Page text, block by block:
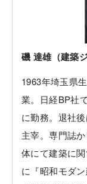
磯 達雄（建築
1963年埼玉県
業。日経BP社
に勤務。退社
主宰。専門誌
体にて建築に
に『昭和モダ